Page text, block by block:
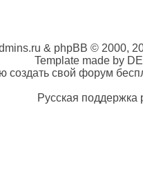
& phpBB © 2000,
Template made by
создать свой форум
Русская поддержка